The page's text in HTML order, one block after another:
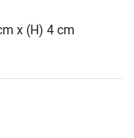
x (H) 4 cm